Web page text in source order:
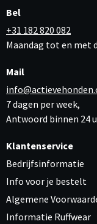
Bel
+31 182 820 082
Maandag tot en met
Mail
7 dagen per week,
Antwoord binnen 24
Klantenservice
Bedrijfsinformatie
Info voor je bestelt
Algemene
Informatie Ruffwear